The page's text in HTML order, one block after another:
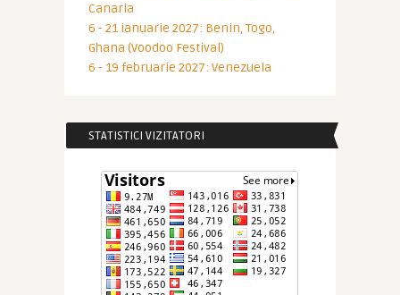
Canaria
6 - 21 ianuarie 2027: Benin, Togo,
Ghana (Voodoo Festival)
6 - 19 februarie 2027: Venezuela
STATISTICI VIZITATORI